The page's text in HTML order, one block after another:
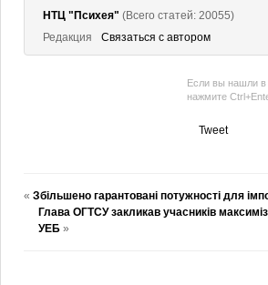
НТЦ "Психея" (Всего статей: 20055)
Редакция
Связаться с автором
Если вы нашли в
нажмите
Tweet
« Збільшено гарантовані потужності для
Глава ОГТСУ закликав учасників
УЕБ »